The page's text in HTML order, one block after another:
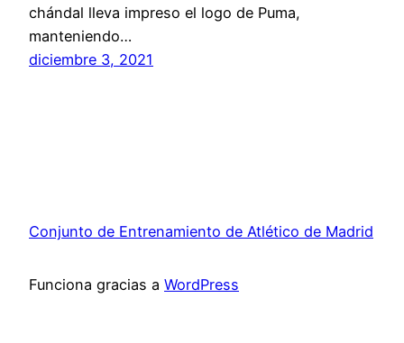
chándal lleva impreso el logo de Puma,
manteniendo…
diciembre 3, 2021
Conjunto de Entrenamiento de Atlético de Madrid
Funciona gracias a WordPress